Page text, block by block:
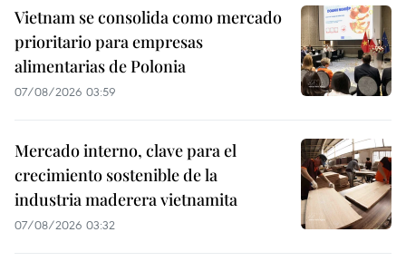
Vietnam se consolida como mercado
prioritario para empresas
alimentarias de Polonia
07/08/2026 03:59
Mercado interno, clave para el
crecimiento sostenible de la
industria maderera vietnamita
07/08/2026 03:32